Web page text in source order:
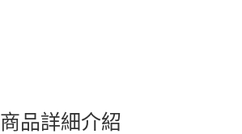
商品詳細介紹